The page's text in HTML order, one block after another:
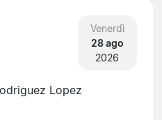
Venerdì
28 ago
2026
Lopez